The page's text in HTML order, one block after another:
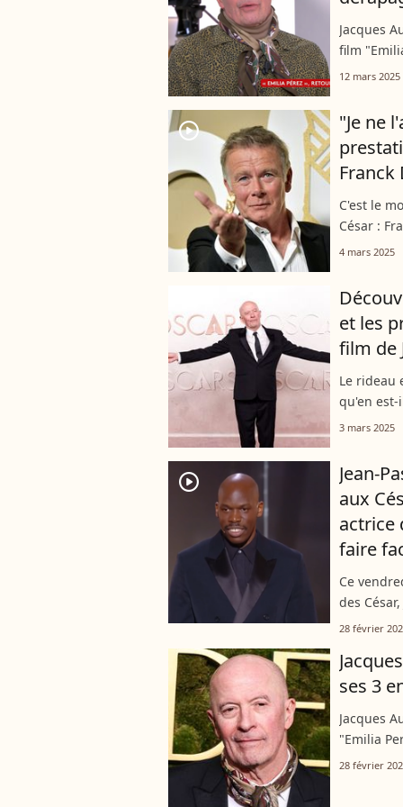
Jacques
film
des
12 mars 2025
player2
"Je ne
C'est le
César :
un mini
4 mars 2025
et les
film de
Le rideau
qu'en est-
Audiard,
3 mars 2025
player2
Jean-
aux
actrice
faire
Ce
des
évoquant,
28 février
ses 3
Jacques
"Emilia
28 février